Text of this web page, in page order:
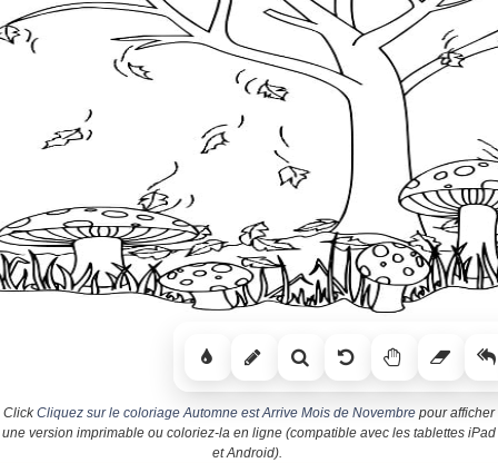
ClickCliquez sur le coloriage Automne est Arrive Mois de Novembre pour afficher
une version imprimable ou coloriez-la en ligne (compatible avec les tablettes iPad
et Android).